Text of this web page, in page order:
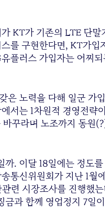
KT가 기존의 LTE 단
를 구현한다면, KT가
플러스 가입자는 어찌
은 노력을 다해 일군 가
서는 1차원적 경영전략
꾸라며 노조까지 동원
까. 이달 18일에는 정도
통신위원회가 지난 1월
련 시장조사를 진행했
금과 함께 영업정지 7일